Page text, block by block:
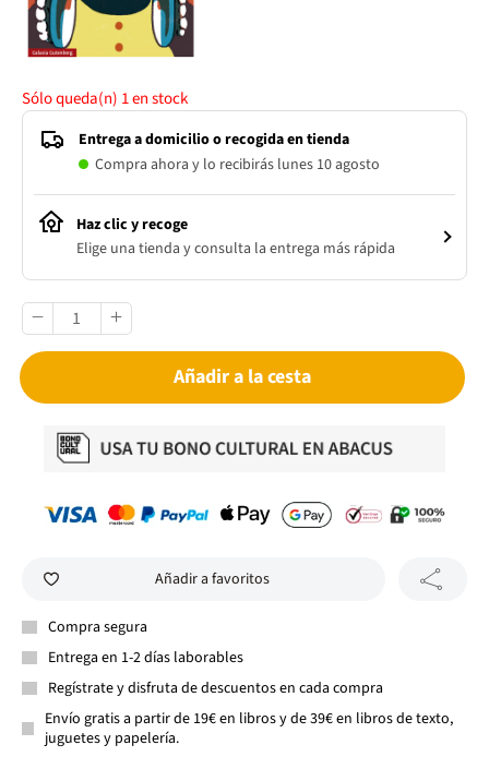
Sólo queda(n) 1en stock
Entrega a domicilio o recogida en tienda
Compra ahora y lo recibirás lunes 10 agosto
Haz clic y recoge
Elige una tienda y consulta la entrega más rápida
Añadir a la cesta
Añadir a favoritos
Compra segura
Entrega en 1-2 días laborables
Regístrate y disfruta de descuentos en cada compra
Envío gratis a partir de 19€ en libros y de 39€ en libros de texto,
juguetes y papelería.